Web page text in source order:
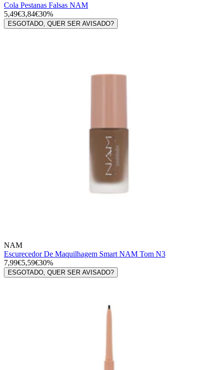
Cola Pestanas Falsas NAM
5,49€3,84€30%
ESGOTADO, QUER SER AVISADO?
NAM
Escurecedor De Maquilhagem Smart NAM Tom N3
7,99€5,59€30%
ESGOTADO, QUER SER AVISADO?